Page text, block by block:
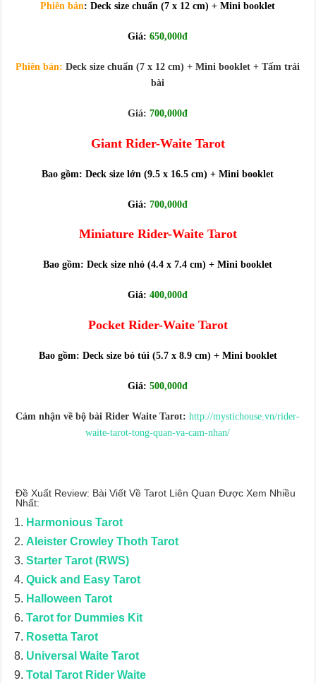
Phiên bản: Deck size chuẩn (7 x 12 cm) + Mini booklet
Giá:650,000đ
Phiên bản: Deck size chuẩn (7 x 12 cm) + Mini booklet + Tấm trải
bài
Giá:700,000đ
Giant Rider-Waite Tarot
Bao gồm: Deck size lớn (9.5 x 16.5 cm) + Mini booklet
Giá: 700,000đ
Miniature Rider-Waite Tarot
Bao gồm: Deck size nhỏ (4.4 x 7.4 cm) + Mini booklet
Giá: 400,000đ
Pocket Rider-Waite Tarot
Bao gồm: Deck size bỏ túi (5.7 x 8.9 cm) + Mini booklet
Giá: 500,000đ
Cảm nhận về bộ bài Rider Waite Tarot: http://mystichouse.vn/rider-
waite-tarot-tong-quan-va-cam-nhan/
Đề Xuất Review: Bài Viết Về Tarot Liên Quan Được Xem Nhiều
Nhất:
Harmonious Tarot
Aleister Crowley Thoth Tarot
Starter Tarot (RWS)
Quick and Easy Tarot
Halloween Tarot
Tarot for Dummies Kit
Rosetta Tarot
Universal Waite Tarot
Total Tarot Rider Waite